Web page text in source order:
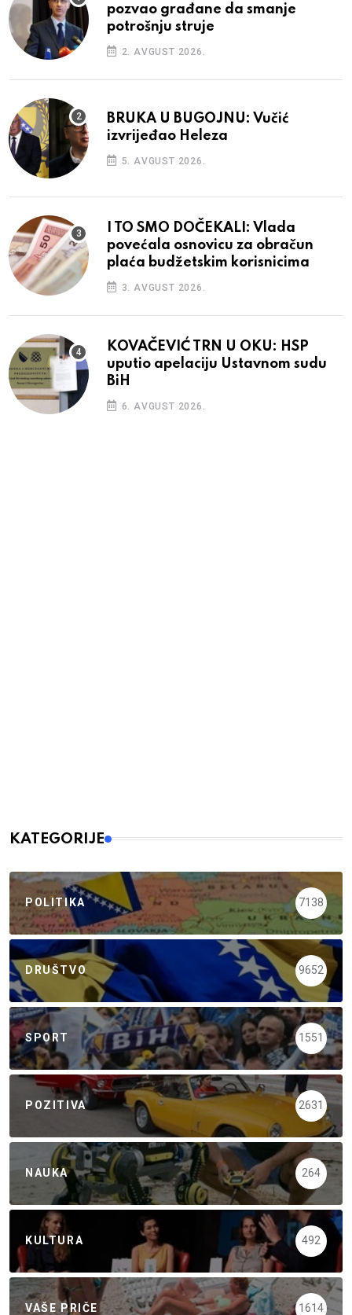
pozvao građane da smanje
potrošnju struje
2. AVGUST 2026.
BRUKA U BUGOJNU: Vučić
izvrijeđao Heleza
5. AVGUST 2026.
I TO SMO DOČEKALI: Vlada
povećala osnovicu za obračun
plaća budžetskim korisnicima
3. AVGUST 2026.
KOVAČEVIĆ TRN U OKU: HSP
uputio apelaciju Ustavnom sudu
BiH
6. AVGUST 2026.
KATEGORIJE
POLITIKA 7138
DRUŠTVO 9652
SPORT 1551
POZITIVA 2631
NAUKA 264
KULTURA 492
VAŠE PRIČE 1614